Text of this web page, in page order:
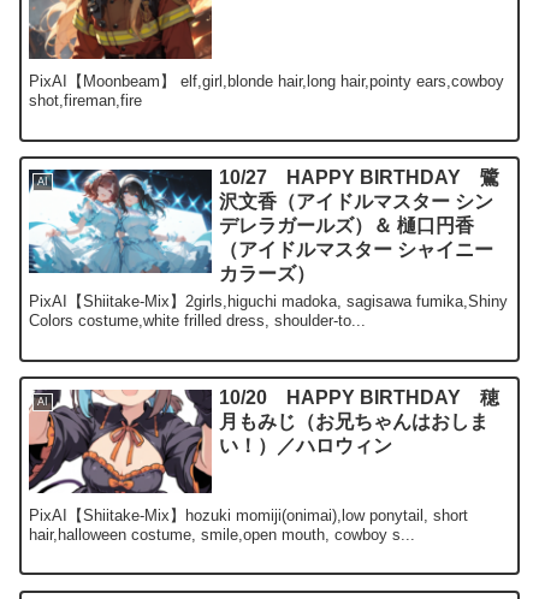
PixAI【Moonbeam】 elf,girl,blonde hair,long hair,pointy ears,cowboy
shot,fireman,fire
AI
10/27 HAPPY BIRTHDAY 鷺
沢文香（アイドルマスター シン
デレラガールズ）＆ 樋口円香
（アイドルマスター シャイニー
カラーズ）
PixAI【Shiitake-Mix】2girls,higuchi madoka, sagisawa fumika,Shiny
Colors costume,white frilled dress, shoulder-to...
AI
10/20 HAPPY BIRTHDAY 穂
月もみじ（お兄ちゃんはおしま
い！）／ハロウィン
PixAI【Shiitake-Mix】hozuki momiji(onimai),low ponytail, short
hair,halloween costume, smile,open mouth, cowboy s...